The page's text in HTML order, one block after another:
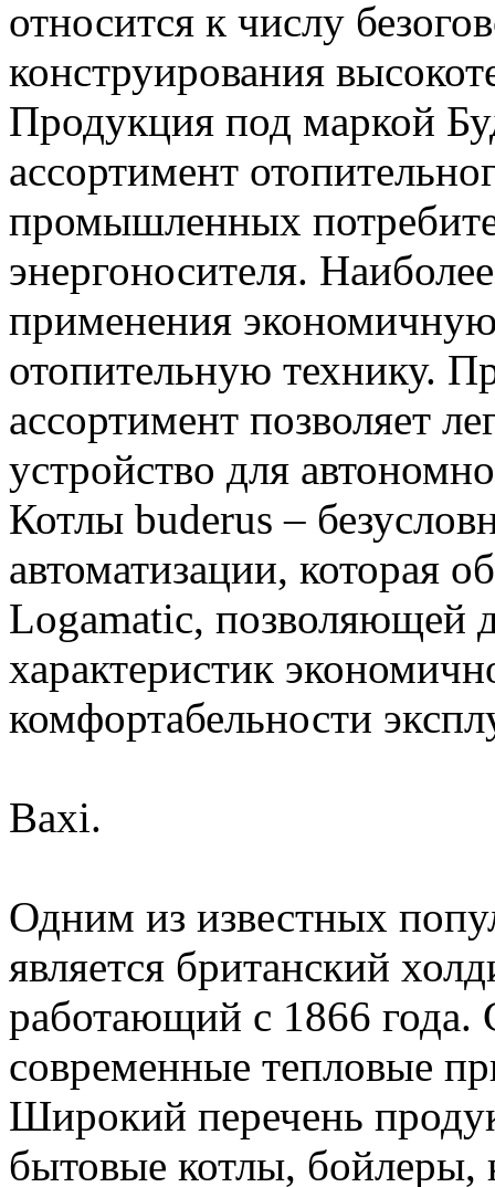
относится к числу
конструирования
Продукция под маркой
ассортимент
промышленных
энергоносителя.
применения
отопительную технику.
ассортимент позволяет
устройство для
Котлы buderus –
автоматизации, которая
Logamatic, позволяющей
характеристик
комфортабельности
Baxi.
Одним из известных
является британский
работающий с 1866 года.
современные тепловые
Широкий перечень
бытовые котлы, бойлеры,